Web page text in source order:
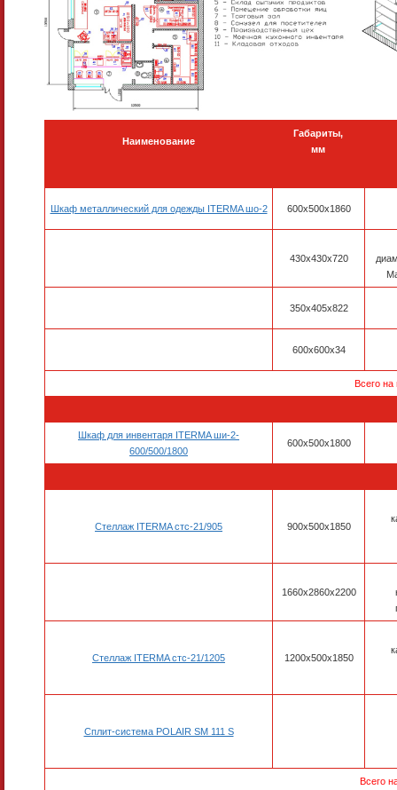
Наименование
Габариты,
мм
Шкаф металлический для одежды ITERMA шо-2 600x500x1860
430х430х720
350x405x822
600х600х34
Всего на
Шкаф для инвентаря ITERMA ши-2-
600/500/1800
600х500х1800
Стеллаж ITERMA стс-21/905 900х500х1850
1660х2860х2200
Стеллаж ITERMA стс-21/1205 1200х500х1850
Сплит-система POLAIR SM 111 S
Всего